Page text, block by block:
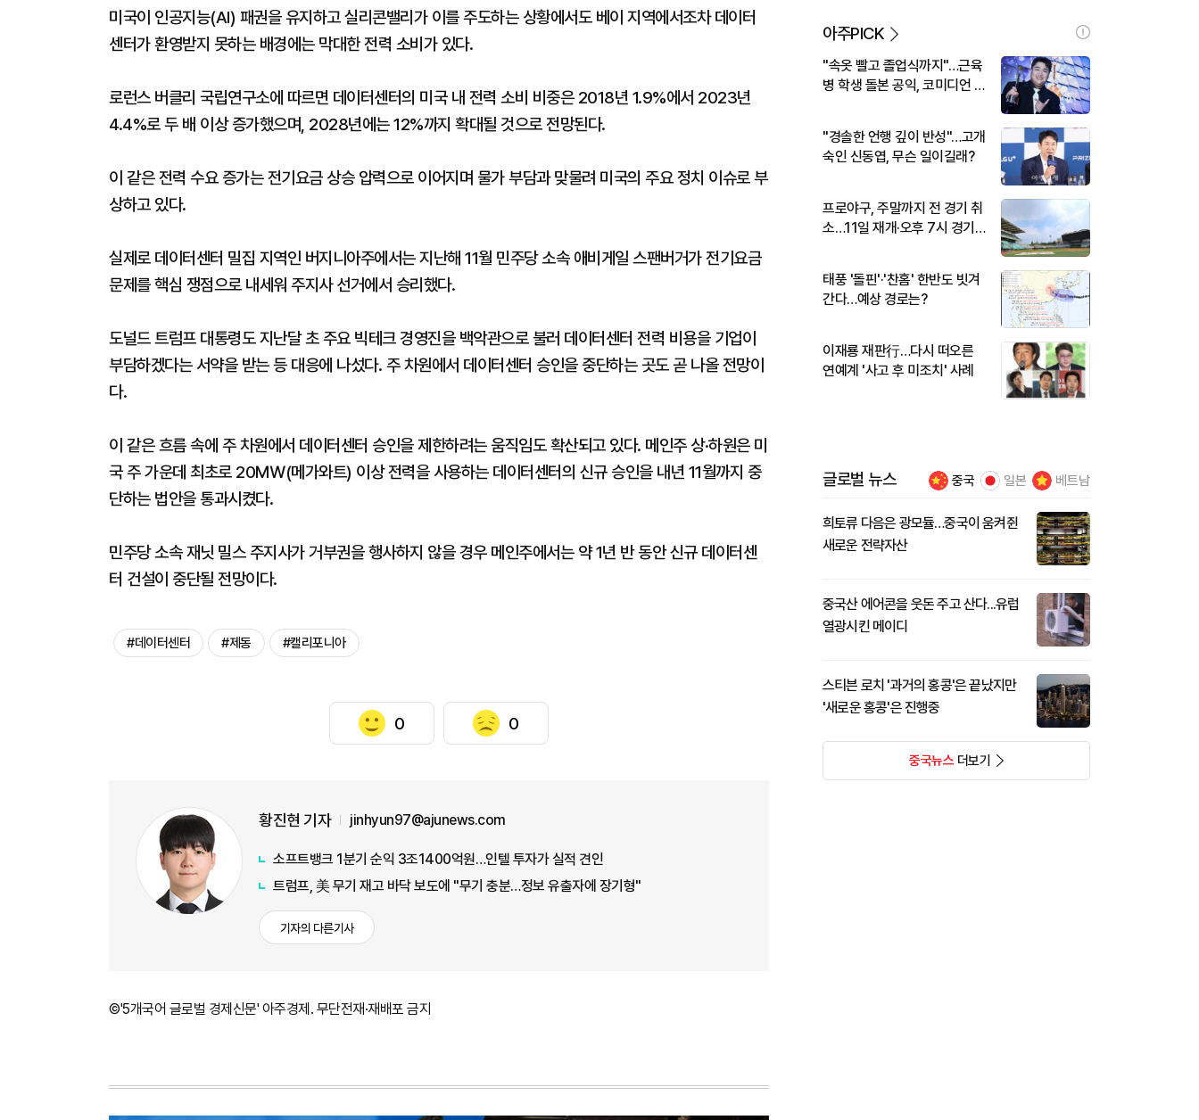
미국이 인공지능(AI) 패권을 유지하고 실리콘밸리가 이를 주도하는 상황에서도 베이 지역에서조차 데이터
센터가 환영받지 못하는 배경에는 막대한 전력 소비가 있다.
로런스 버클리 국립연구소에 따르면 데이터센터의 미국 내 전력 소비 비중은 2018년 1.9%에서 2023년
4.4%로 두 배 이상 증가했으며, 2028년에는 12%까지 확대될 것으로 전망된다.
이 같은 전력 수요 증가는 전기요금 상승 압력으로 이어지며 물가 부담과 맞물려 미국의 주요 정치 이슈로 부
상하고 있다.
실제로 데이터센터 밀집 지역인 버지니아주에서는 지난해 11월 민주당 소속 애비게일 스팬버거가 전기요금
문제를 핵심 쟁점으로 내세워 주지사 선거에서 승리했다.
도널드 트럼프 대통령도 지난달 초 주요 빅테크 경영진을 백악관으로 불러 데이터센터 전력 비용을 기업이
부담하겠다는 서약을 받는 등 대응에 나섰다. 주 차원에서 데이터센터 승인을 중단하는 곳도 곧 나올 전망이
다.
이 같은 흐름 속에 주 차원에서 데이터센터 승인을 제한하려는 움직임도 확산되고 있다. 메인주 상·하원은 미
국 주 가운데 최초로 20㎿(메가와트) 이상 전력을 사용하는 데이터센터의 신규 승인을 내년 11월까지 중
단하는 법안을 통과시켰다.
민주당 소속 재닛 밀스 주지사가 거부권을 행사하지 않을 경우 메인주에서는 약 1년 반 동안 신규 데이터센
터 건설이 중단될 전망이다.
#데이터센터 #제동 #캘리포니아
0 0
황진현 기자 jinhyun97@ajunews.com
소프트뱅크 1분기 순익 3조1400억원…인텔 투자가 실적 견인
트럼프, 美 무기 재고 바닥 보도에 "무기 충분…정보 유출자에 장기형"
기자의 다른기사
©'5개국어 글로벌 경제신문' 아주경제. 무단전재·재배포 금지
아주PICK
"속옷 빨고 졸업식까지"…근육
병 학생 돌본 공익, 코미디언 김
"경솔한 언행 깊이 반성"…고개
숙인 신동엽, 무슨 일이길래?
프로야구, 주말까지 전 경기 취
소…11일 재개·오후 7시 경기
태풍 '돌핀'·'찬홈' 한반도 빗겨
간다…예상 경로는?
이재룡 재판行…다시 떠오른
연예계 '사고 후 미조치' 사례
글로벌 뉴스 중국 일본 베트남
희토류 다음은 광모듈…중국이 움켜쥔
새로운 전략자산
중국산 에어콘을 웃돈 주고 산다...유럽
열광시킨 메이디
스티븐 로치 '과거의 홍콩'은 끝났지만
'새로운 홍콩'은 진행중
중국뉴스더보기